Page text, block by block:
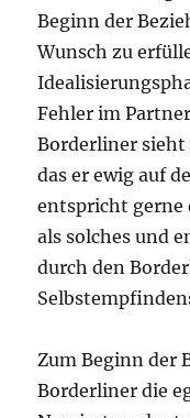
Beginn der
Wunsch zu
Fehler im
Borderliner sieht
das er ewig auf
entspricht gerne
als solches und
durch den
Zum Beginn der
Borderliner die